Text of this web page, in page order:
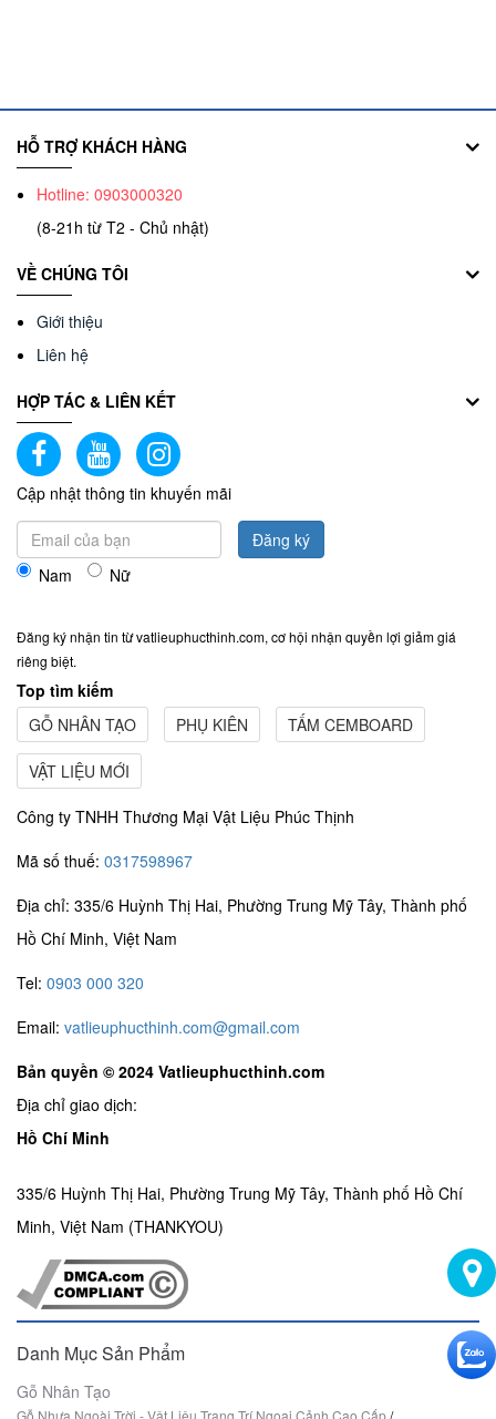
HỖ TRỢ KHÁCH HÀNG
Hotline: 0903000320
(8-21h từ T2 - Chủ nhật)
VỀ CHÚNG TÔI
Giới thiệu
Liên hệ
HỢP TÁC & LIÊN KẾT
Cập nhật thông tin khuyến mãi
Nam Nữ
Đăng ký
Đăng ký nhận tin từ vatlieuphucthinh.com, cơ hội nhận quyền lợi giảm giá
riêng biệt.
Top tìm kiếm
GỖ NHÂN TẠO
PHỤ KIÊN TẤM CEMBOARD
VẬT LIỆU MỚI
Công ty TNHH Thương Mại Vật Liệu Phúc Thịnh
Mã số thuế: 0317598967
Địa chỉ: 335/6 Huỳnh Thị Hai, Phường Trung Mỹ Tây, Thành phố
Hồ Chí Minh, Việt Nam
Tel: 0903 000 320
Email: vatlieuphucthinh.com@gmail.com
Bản quyền © 2024 Vatlieuphucthinh.com
Địa chỉ giao dịch:
Hồ Chí Minh
335/6 Huỳnh Thị Hai, Phường Trung Mỹ Tây, Thành phố Hồ Chí
Minh, Việt Nam (THANKYOU)
Danh Mục Sản Phẩm
Gỗ Nhân Tạo